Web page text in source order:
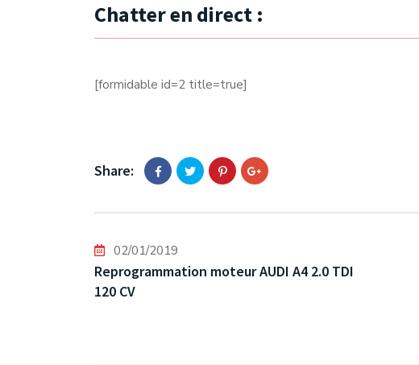
Chatter en direct :
[formidable id=2 title=true]
Share:
02/01/2019
Reprogrammation moteur AUDI A4 2.0 TDI
120 CV